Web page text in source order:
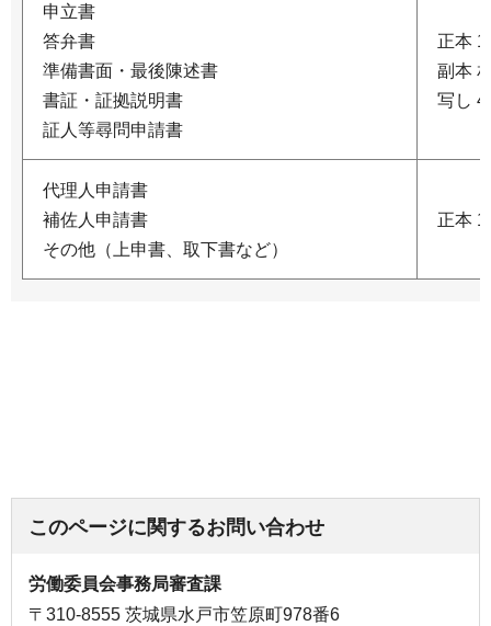
申立書
答弁書
準備書面・最後陳述書
書証・証拠説明書
証人等尋問申請書
正本 1
副本
写し 4
代理人申請書
補佐人申請書
その他（上申書、取下書など）
正本 1
このページに関するお問い合わせ
労働委員会事務局審査課
〒310-8555 茨城県水戸市笠原町978番6